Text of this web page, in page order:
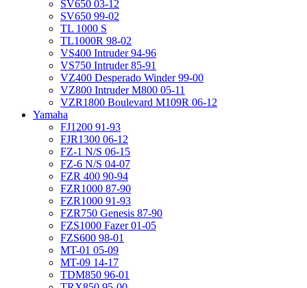
SV650 03-12
SV650 99-02
TL 1000 S
TL1000R 98-02
VS400 Intruder 94-96
VS750 Intruder 85-91
VZ400 Desperado Winder 99-00
VZ800 Intruder M800 05-11
VZR1800 Boulevard M109R 06-12
Yamaha
FJ1200 91-93
FJR1300 06-12
FZ-1 N/S 06-15
FZ-6 N/S 04-07
FZR 400 90-94
FZR1000 87-90
FZR1000 91-93
FZR750 Genesis 87-90
FZS1000 Fazer 01-05
FZS600 98-01
MT-01 05-09
MT-09 14-17
TDM850 96-01